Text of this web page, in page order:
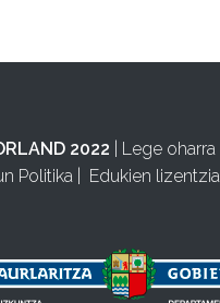
2022 Lege oharra
Politika
Edukien lizentzia